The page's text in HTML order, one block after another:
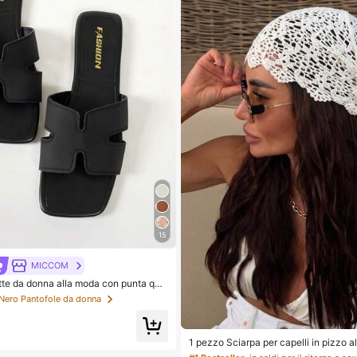
15
MICCOM
da donna alla moda con punta qua
versatili nuovi per primavera/e
Pantofole da donna
1 pezzo Sciarpa per capelli in pizzo
ia per capelli in stile bohémien